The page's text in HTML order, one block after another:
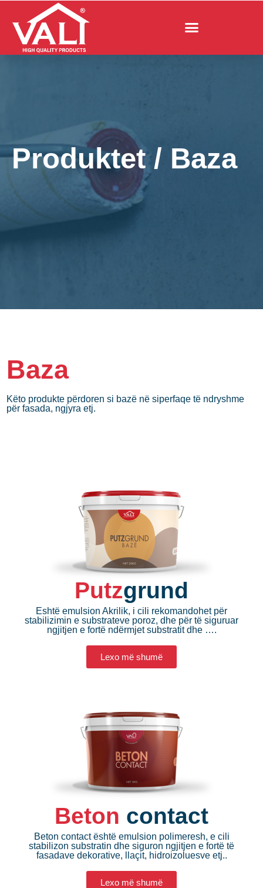
Produktet / Baza
Baza
Këto produkte përdoren si bazë në siperfaqe të ndryshme
për fasada, ngjyra etj.
Putzgrund
Eshtë emulsion Akrilik, i cili rekomandohet për
stabilizimin e substrateve poroz, dhe për të siguruar
ngjitjen e fortë ndërmjet substratit dhe ….
Lexo më shumë
Beton contact
Beton contact është emulsion polimeresh, e cili
stabilizon substratin dhe siguron ngjitjen e fortë të
fasadave dekorative, llaçit, hidroizoluesve etj..
Lexo më shumë